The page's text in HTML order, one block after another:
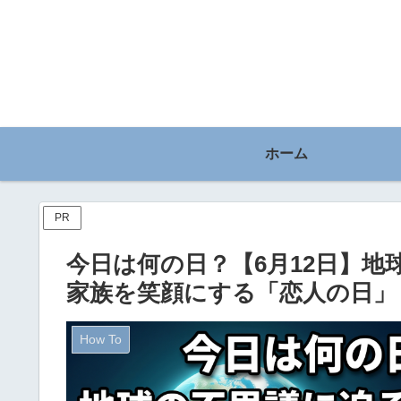
ホーム
PR
今日は何の日？【6月12日】地
家族を笑顔にする「恋人の日」
How To